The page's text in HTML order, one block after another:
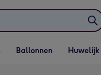
Vervolgkeuzelijst
Ballonnen openen
Ballonnen
Huwelijk
Huwelijk